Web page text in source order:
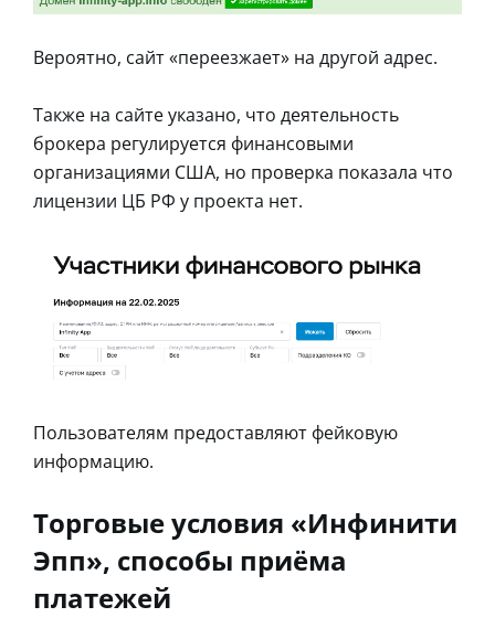
Вероятно, сайт «переезжает» на другой адрес.
Также на сайте указано, что деятельность
брокера регулируется финансовыми
организациями США, но проверка показала что
лицензии ЦБ РФ у проекта нет.
Пользователям предоставляют фейковую
информацию.
Торговые условия «Инфинити
Эпп», способы приёма
платежей